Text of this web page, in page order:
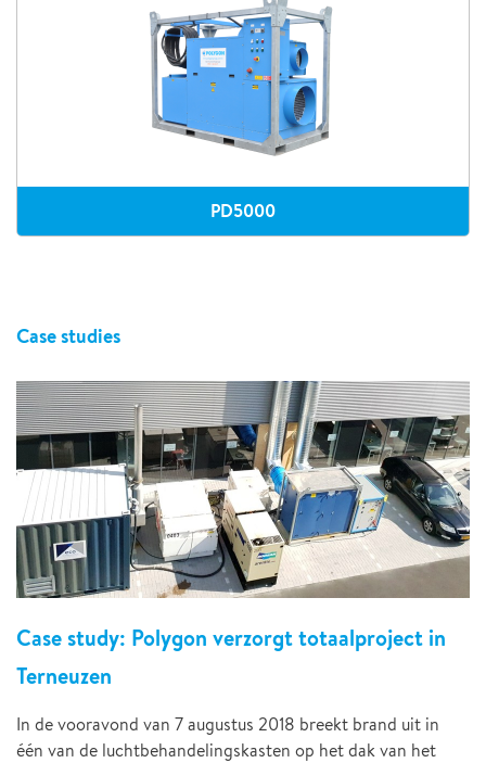
PD5000
Case studies
Case study: Polygon verzorgt totaalproject in
Terneuzen
In de vooravond van 7 augustus 2018 breekt brand uit in
één van de luchtbehandelingskasten op het dak van het